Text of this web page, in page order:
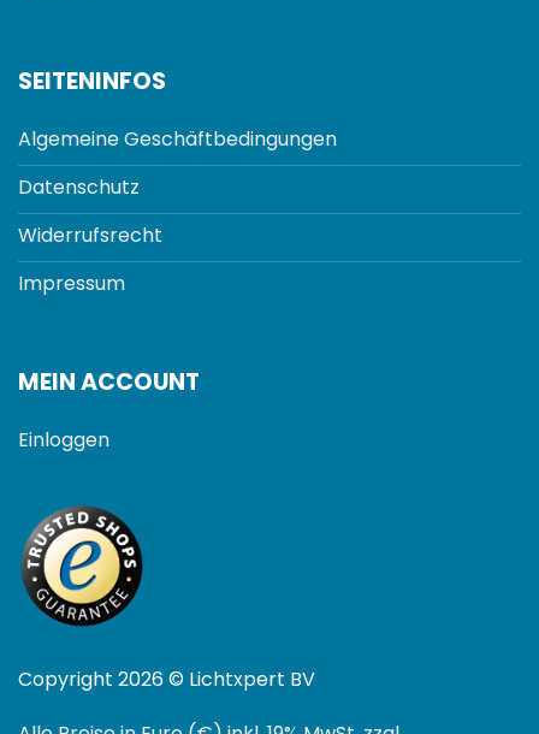
SEITENINFOS
Algemeine Geschäftbedingungen
Datenschutz
Widerrufsrecht
Impressum
MEIN ACCOUNT
Einloggen
Copyright 2026 © Lichtxpert BV